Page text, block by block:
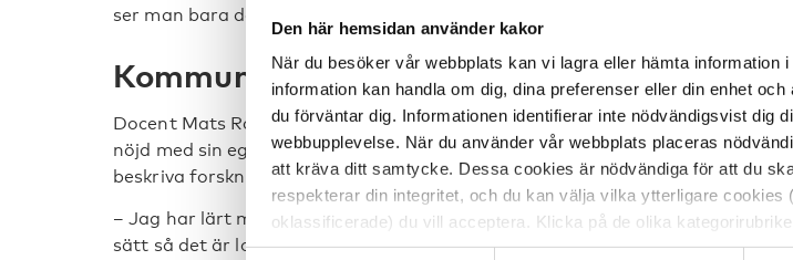
Den här hemsidan använder kakor
När du besöker vår webbplats kan vi lagra eller hämta
information kan handla om dig, dina preferenser eller din enhet
du förväntar dig. Informationen identifierar inte nödvändigsvist dig
webbupplevelse. När du använder vår webbplats placeras
att kräva ditt samtycke. Dessa cookies är nödvändiga för att du
respekterar din integritet, och du kan välja vilka ytterligare
oklassificerade) du vill acceptera. Klicka på de olika
inställningar för cookies. Observera att blockering av cookies kan
ser man bara de negativa effekterna.
Kommunikationsavdelningen spelar viktig
Docent Mats Ramstedt från Centralförbundet för alkohol- och
nöjd med sin egen relation till medierna och tycker att journalisterna många
beskriva forskningen på ett minst lika bra sätt som han själv.
– Jag har lärt mig vilka journalister som är bra på att presentera resultaten
sätt så det är lockande att ta kontakt med dem då jag ska offentliggöra